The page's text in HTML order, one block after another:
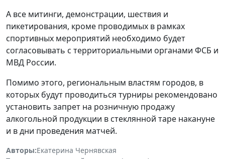
А все митинги, демонстрации, шествия и
пикетирования, кроме проводимых в рамках
спортивных мероприятий необходимо будет
согласовывать с территориальными органами ФСБ и
МВД России.
Помимо этого, региональным властям городов, в
которых будут проводиться турниры рекомендовано
установить запрет на розничную продажу
алкогольной продукции в стеклянной таре накануне
и в дни проведения матчей.
Авторы:Екатерина Чернявская